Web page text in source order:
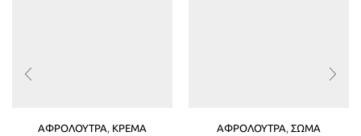
ΑΦΡΟΛΟΥΤΡΑ ΚΡΕΜΑ
ΑΦΡΟΛΟΥΤΡΑ ΣΩΜΑ